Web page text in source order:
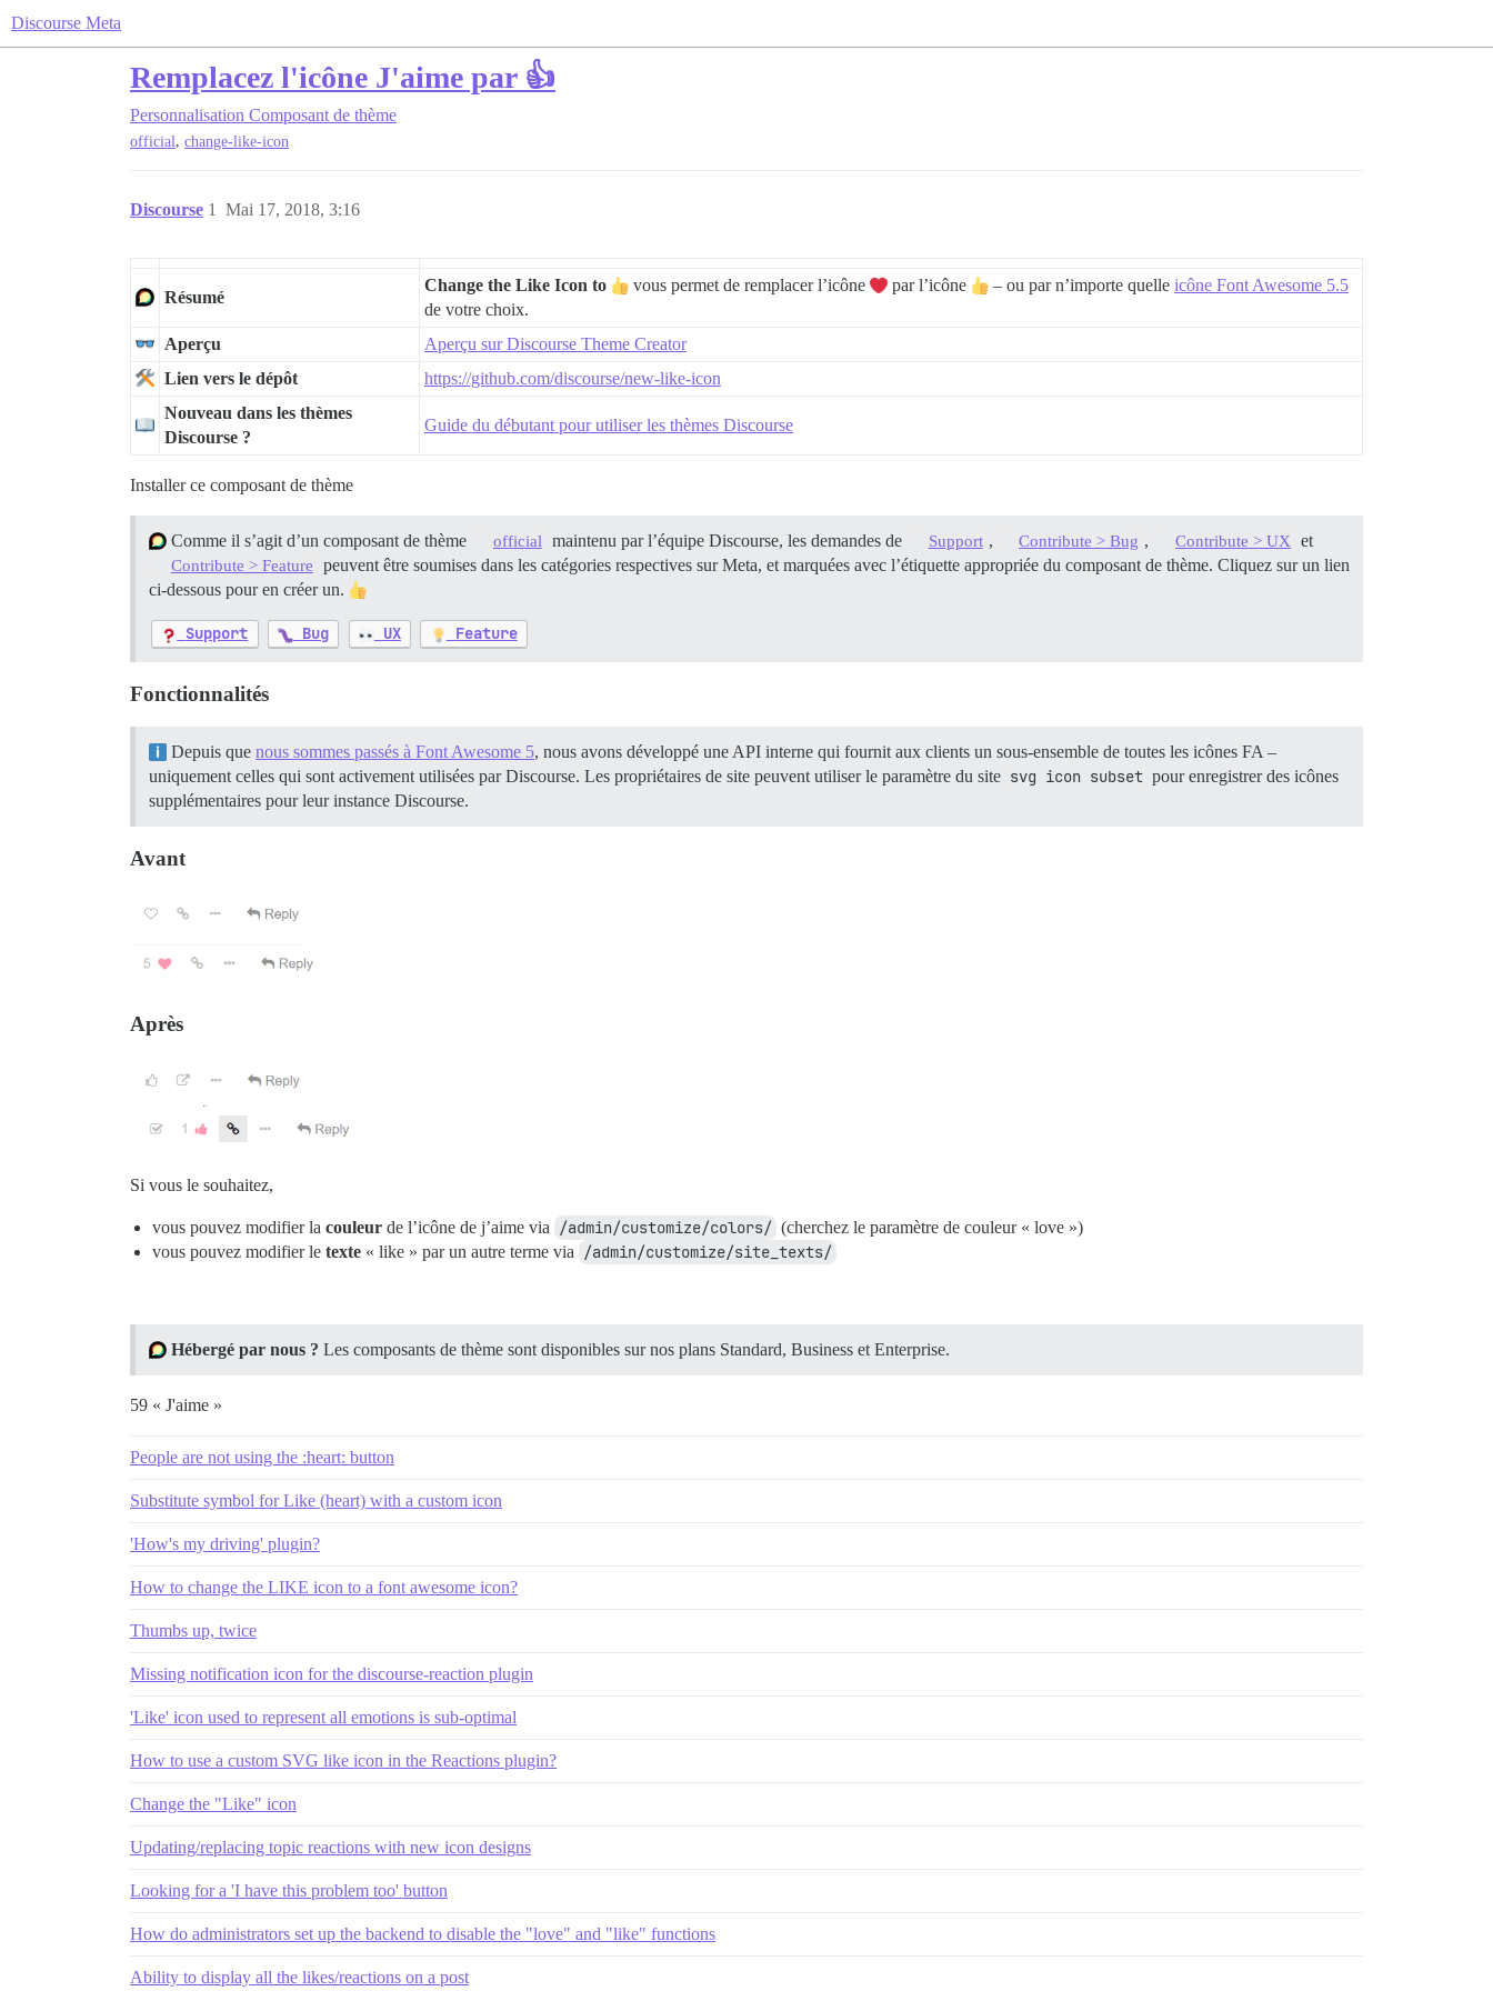
Discourse Meta
Remplacez l'icône J'aime par 👍
Personnalisation Composant de thème
official, change-like-icon
Discourse Mai 17, 2018, 3:16
1
Résumé
Change the Like Icon to vous permet de remplacer l’icône par l’icône – ou par n’importe quelle icône Font Awesome 5.5
de votre choix.
Aperçu
Aperçu sur Discourse Theme Creator
Lien vers le dépôt
https://github.com/discourse/new-like-icon
Nouveau dans les thèmes
Discourse ?
Guide du débutant pour utiliser les thèmes Discourse
Installer ce composant de thème
Comme il s’agit d’un composant de thème official maintenu par l’équipe Discourse, les demandes de Support , Contribute > Bug , Contribute > UX et
Contribute > Feature
peuvent être soumises dans les catégories respectives sur Meta, et marquées avec l’étiquette appropriée du composant de thème. Cliquez sur un lien
ci-dessous pour en créer un.
Support Bug UX Feature
Fonctionnalités
Depuis que nous sommes passés à Font Awesome 5, nous avons développé une API interne qui fournit aux clients un sous-ensemble de toutes les icônes FA –
uniquement celles qui sont activement utilisées par Discourse. Les propriétaires de site peuvent utiliser le paramètre du site svg icon subset pour enregistrer des icônes
supplémentaires pour leur instance Discourse.
Avant
Après
Si vous le souhaitez,
vous pouvez modifier la couleur de l’icône de j’aime via /admin/customize/colors/ (cherchez le paramètre de couleur « love »)
vous pouvez modifier le texte « like » par un autre terme via /admin/customize/site_texts/
Hébergé par nous ? Les composants de thème sont disponibles sur nos plans Standard, Business et Enterprise.
59 « J'aime »
People are not using the :heart: button
Substitute symbol for Like (heart) with a custom icon
'How's my driving' plugin?
How to change the LIKE icon to a font awesome icon?
Thumbs up, twice
Missing notification icon for the discourse-reaction plugin
'Like' icon used to represent all emotions is sub-optimal
How to use a custom SVG like icon in the Reactions plugin?
Change the "Like" icon
Updating/replacing topic reactions with new icon designs
Looking for a 'I have this problem too' button
How do administrators set up the backend to disable the "love" and "like" functions
Ability to display all the likes/reactions on a post